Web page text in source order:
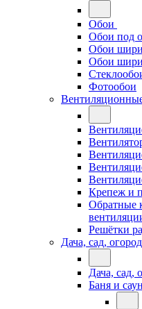
Обои
Обои под
Обои
Обои
Фотообои
Крепеж и
Обратные
Решётки
Дача, сад, огород
Дача, сад,
Баня и